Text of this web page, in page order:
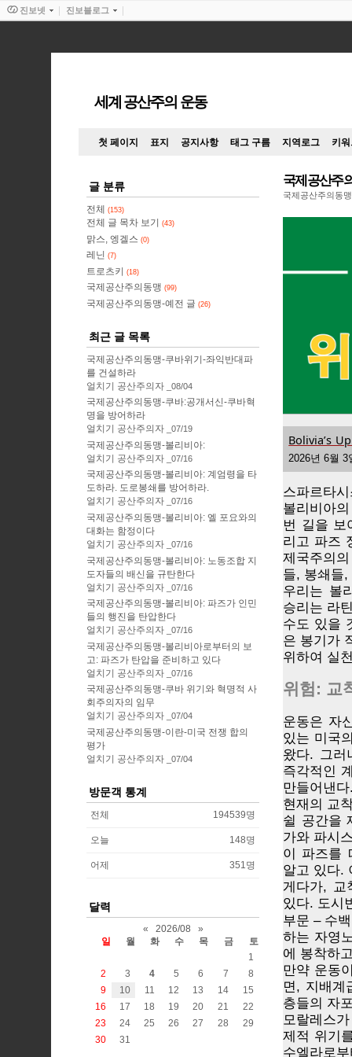
세계 공산주의 운동
첫 페이지 표지 공지사항 태그 구름 지역로그 키
국제공산주
국제공산주의동맹
Bolivia’s
2026년 6월 3
스파르타
볼리비아
번 길을 보
리고 파즈
제국주의
들, 봉쇄들
우리는 볼
승리는 라
수도 있을
은 봉기가
위하여 실
위험: 교
운동은 자
있는 미국
왔다. 그러
즉각적인
만들어낸
현재의 교
쉴 공간을
가와 파시
이 파즈를
알고 있다.
게다가, 교
있다. 도시
부문 – 수
하는 자영
에 봉착하
만약 운동
면, 지배계
층들의 자
모랄레스
제적 위기
수엘라로
글 분류
전체 (153)
전체 글 목차 보기 (43)
맑스, 엥겔스 (0)
레닌 (7)
트로츠키 (18)
국제공산주의동맹 (99)
국제공산주의동맹-예전 글 (26)
최근 글 목록
국제공산주의동맹-쿠바위기-좌익반대파
를 건설하라
얼치기 공산주의자
08/04
국제공산주의동맹-쿠바:공개서신-쿠바혁
명을 방어하라
얼치기 공산주의자
07/19
국제공산주의동맹-볼리비아:
얼치기 공산주의자
07/16
국제공산주의동맹-볼리비아: 계엄령을 타
도하라. 도로봉쇄를 방어하라.
얼치기 공산주의자
07/16
국제공산주의동맹-볼리비아: 엘 포요와의
대화는 함정이다
얼치기 공산주의자
07/16
국제공산주의동맹-볼리비아: 노동조합 지
도자들의 배신을 규탄한다
얼치기 공산주의자
07/16
국제공산주의동맹-볼리비아: 파즈가 인민
들의 행진을 탄압한다
얼치기 공산주의자
07/16
국제공산주의동맹-볼리비아로부터의 보
고: 파즈가 탄압을 준비하고 있다
얼치기 공산주의자
07/16
국제공산주의동맹-쿠바 위기와 혁명적 사
회주의자의 임무
얼치기 공산주의자
07/04
국제공산주의동맹-이란-미국 전쟁 합의
평가
얼치기 공산주의자
07/04
방문객 통계
전체 194539명
오늘 148명
어제 351 명
달력
« 2026/08
»
일
월 화 수 목 금
토
1
2
3 4 5 6 7
8
9
10 11 12 13 14
15
16
17 18 19 20 21
22
23
24 25 26 27 28
29
30
31
진보넷 진보블로그